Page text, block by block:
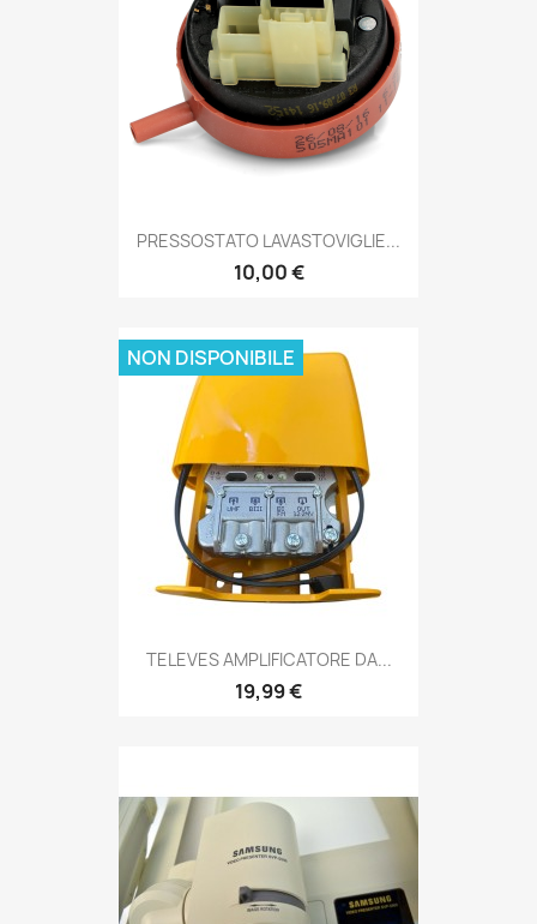
PRESSOSTATO LAVASTOVIGLIE...
10,00 €
TELEVES AMPLIFICATORE DA...
19,99 €
NON DISPONIBILE